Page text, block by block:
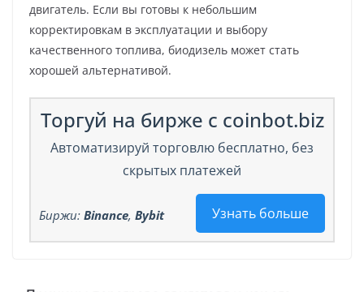
двигатель. Если вы готовы к небольшим
корректировкам в эксплуатации и выбору
качественного топлива, биодизель может стать
хорошей альтернативой.
Торгуй на бирже с coinbot.biz
Автоматизируй торговлю бесплатно, без
скрытых платежей
Узнать больше
Биржи: Binance, Bybit